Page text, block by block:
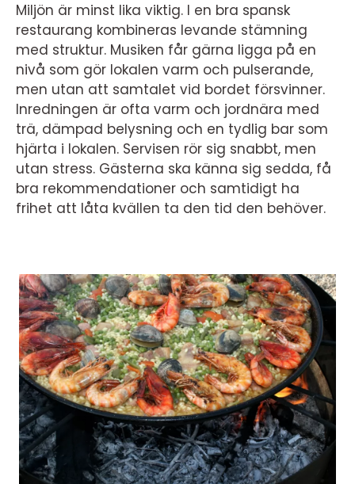
Miljön är minst lika viktig. I en bra spansk
restaurang kombineras levande stämning
med struktur. Musiken får gärna ligga på en
nivå som gör lokalen varm och pulserande,
men utan att samtalet vid bordet försvinner.
Inredningen är ofta varm och jordnära med
trä, dämpad belysning och en tydlig bar som
hjärta i lokalen. Servisen rör sig snabbt, men
utan stress. Gästerna ska känna sig sedda, få
bra rekommendationer och samtidigt ha
frihet att låta kvällen ta den tid den behöver.